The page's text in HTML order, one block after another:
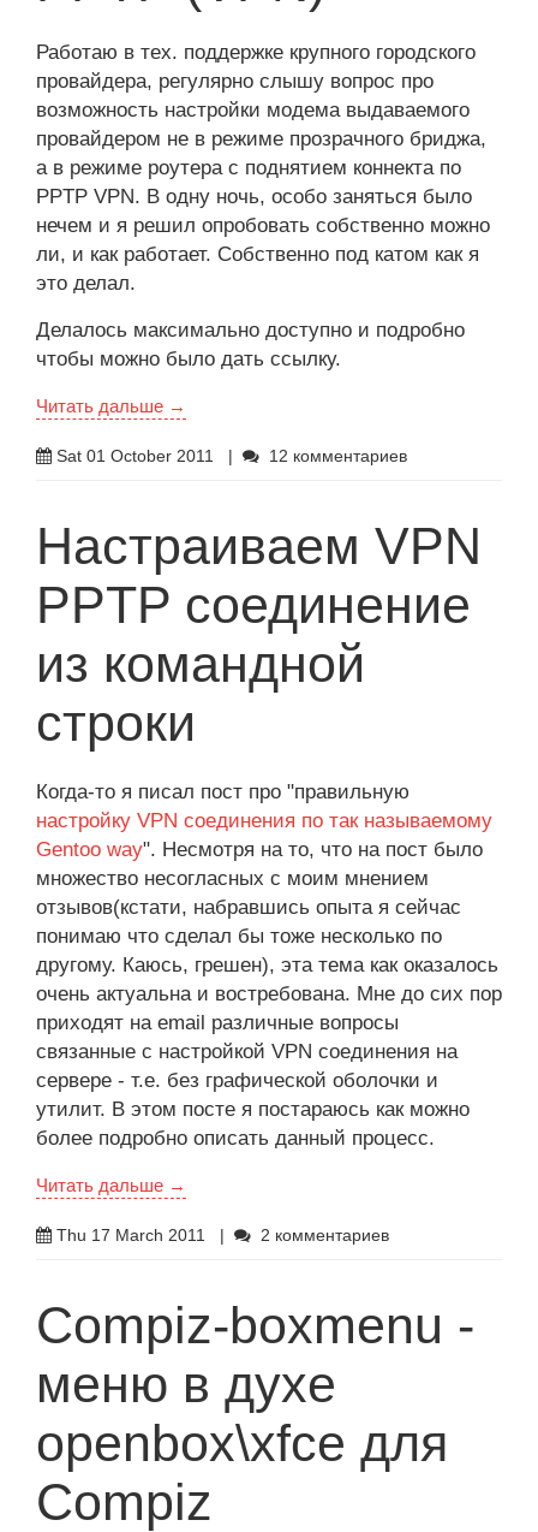
Работаю в тех. поддержке крупного городского
провайдера, регулярно слышу вопрос про
возможность настройки модема выдаваемого
провайдером не в режиме прозрачного бриджа,
а в режиме роутера с поднятием коннекта по
PPTP VPN. В одну ночь, особо заняться было
нечем и я решил опробовать собственно можно
ли, и как работает. Собственно под катом как я
это делал.
Делалось максимально доступно и подробно
чтобы можно было дать ссылку.
Читать дальше →
Sat 01 October 2011 12 комментариев
Настраиваем VPN
PPTP соединение
из командной
строки
Когда-то я писал пост про "правильную
настройку VPN соединения по так называемому
Gentoo way". Несмотря на то, что на пост было
множество несогласных с моим мнением
отзывов(кстати, набравшись опыта я сейчас
понимаю что сделал бы тоже несколько по
другому. Каюсь, грешен), эта тема как оказалось
очень актуальна и востребована. Мне до сих пор
приходят на email различные вопросы
связанные с настройкой VPN соединения на
сервере - т.е. без графической оболочки и
утилит. В этом посте я постараюсь как можно
более подробно описать данный процесс.
Читать дальше →
Thu 17 March 2011 2 комментариев
Compiz-boxmenu -
меню в духе
openbox\xfce для
Compiz